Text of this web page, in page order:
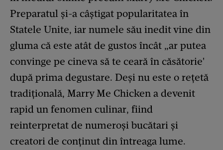
Preparatul și-a câștigat popularitatea în
Statele Unite, iar numele său inedit vine din
gluma că este atât de gustos încât „ar putea
convinge pe cineva să te ceară în căsătorie'
după prima degustare. Deși nu este o rețetă
tradițională, Marry Me Chicken a devenit
rapid un fenomen culinar, fiind
reinterpretat de numeroși bucătari și
creatori de conținut din întreaga lume.